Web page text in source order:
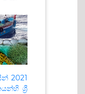
2021
ශ්‍රී